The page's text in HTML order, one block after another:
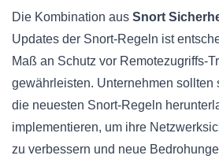
Die Kombination aus Snort
Updates der Snort-Regeln ist
Maß an Schutz vor Remotezugriffs-
gewährleisten. Unternehmen sollten
die neuesten Snort-Regeln
implementieren, um ihre
zu verbessern und neue